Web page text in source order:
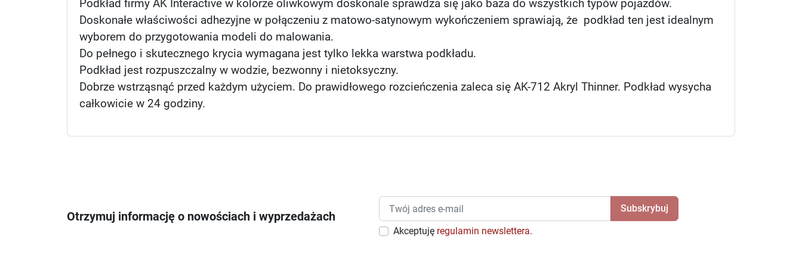
Podkład firmy AK Interactive w kolorze oliwkowym doskonale sprawdza się jako baza do wszystkich typów pojazdów.
Doskonałe właściwości adhezyjne w połączeniu z matowo-satynowym wykończeniem sprawiają, że podkład ten jest idealnym
wyborem do przygotowania modeli do malowania.
Do pełnego i skutecznego krycia wymagana jest tylko lekka warstwa podkładu.
Podkład jest rozpuszczalny w wodzie, bezwonny i nietoksyczny.
Dobrze wstrząsnąć przed każdym użyciem. Do prawidłowego rozcieńczenia zaleca się AK-712 Akryl Thinner. Podkład wysycha
całkowicie w 24 godziny.
Otrzymuj informację o nowościach i wyprzedażach
Akceptuję regulamin newslettera.